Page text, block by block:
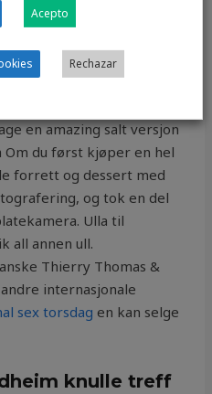
in their childhood
mot selskapet. Det er satt
om de som ble forfulgt
en amazing salt versjon
Om du først kjøper en hel
forrett og dessert med
og tok en del
Ulla til
all annen ull.
Thierry Thomas &
internasjonale
sex torsdag en kan selge
knulle treff
Acepto
Rechazar